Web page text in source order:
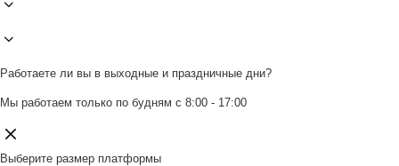
Работаете ли вы в выходные и праздничные дни?
Мы работаем только по будням с 8:00 - 17:00
Выберите размер платформы